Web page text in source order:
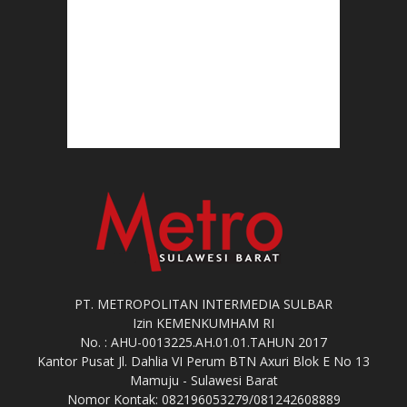
PT. METROPOLITAN INTERMEDIA SULBAR
Izin KEMENKUMHAM RI
No. : AHU-0013225.AH.01.01.TAHUN 2017
Kantor Pusat Jl. Dahlia VI Perum BTN Axuri Blok E No 13
Mamuju - Sulawesi Barat
Nomor Kontak: 082196053279/081242608889